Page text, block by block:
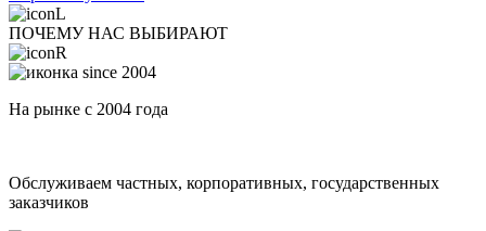
ПОЧЕМУ НАС ВЫБИРАЮТ
На рынке с 2004 года
Обслуживаем частных, корпоративных, государственных
заказчиков